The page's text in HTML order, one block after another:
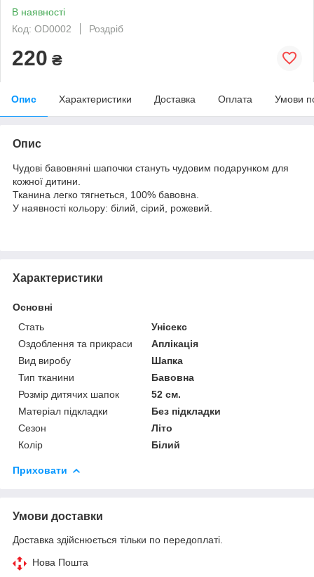
В наявності
Код: OD0002
Роздріб
220 ₴
Опис Характеристики Доставка Оплата Умови
Опис
Чудові бавовняні шапочки стануть чудовим подарунком для
кожної дитини.
Тканина легко тягнеться, 100% бавовна.
У наявності кольору: білий, сірий, рожевий.
Характеристики
Основні
Стать
Унісекс
Оздоблення та прикраси
Аплікація
Вид виробу
Шапка
Тип тканини
Бавовна
Розмір дитячих шапок
52 см.
Матеріал підкладки
Без підкладки
Сезон
Літо
Колір
Білий
Приховати
Умови доставки
Доставка здійснюється тільки по передоплаті.
Нова Пошта